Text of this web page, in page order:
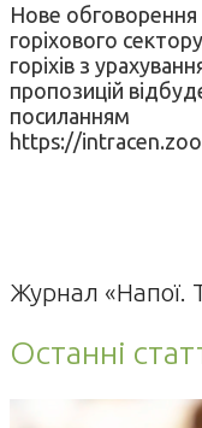
Нове
горіхового
горіхів з
пропозицій
посиланням
https://
Журнал «Напої.
Останні